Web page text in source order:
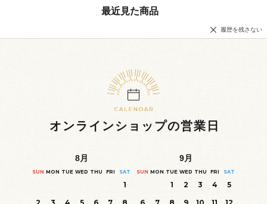
最近見た商品
履歴を残さない
オンラインショップの営業日
8月
SUN MON TUE WED THU FRI SAT
1
9月
SUN MON TUE WED THU FRI SAT
1 2 3 4
5